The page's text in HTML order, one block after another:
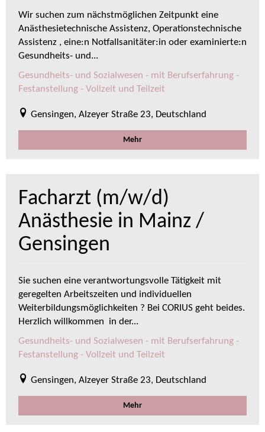
Wir suchen zum nächstmöglichen Zeitpunkt eine
Anästhesietechnische Assistenz, Operationstechnische
Assistenz , eine:n Notfallsanitäter:in oder examinierte:n
Gesundheits- und...
Gesundheits- und Sozialwesen - mit Berufserfahrung -
Festanstellung - Vollzeit und Teilzeit
Gensingen, Alzeyer Straße 23, Deutschland
Mehr
Facharzt (m/w/d)
Anästhesie in Mainz /
Gensingen
Sie suchen eine verantwortungsvolle Tätigkeit mit
geregelten Arbeitszeiten und individuellen
Weiterbildungsmöglichkeiten ? Bei CORIUS geht beides.
Herzlich willkommen in der...
Gesundheits- und Sozialwesen - mit Berufserfahrung -
Festanstellung - Vollzeit und Teilzeit
Gensingen, Alzeyer Straße 23, Deutschland
Mehr